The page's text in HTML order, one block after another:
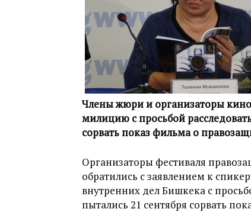
Члены жюри и организаторы
милицию с просьбой
сорвать показ фильма о
Организаторы фестиваля
обратились с заявлением к
внутренних дел Бишкека с
пытались 21 сентября сорвать